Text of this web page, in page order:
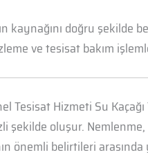
doğru şekilde
ve tesisat bakım
Tesisat Hizmeti Su
şekilde oluşur.
önemli belirtileri arasında